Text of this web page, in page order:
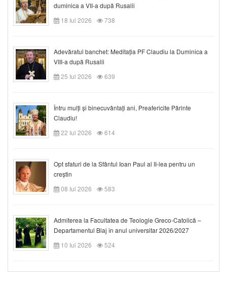
duminica a VII-a după Rusalii
18 Iul 2026
738
Adevăratul banchet: Meditația PF Claudiu la Duminica a
VIII-a după Rusalii
25 Iul 2026
639
Întru mulți și binecuvântați ani, Preafericite Părinte
Claudiu!
22 Iul 2026
614
Opt sfaturi de la Sfântul Ioan Paul al II-lea pentru un
creștin
08 Iul 2026
583
Admiterea la Facultatea de Teologie Greco-Catolică –
Departamentul Blaj în anul universitar 2026/2027
10 Iul 2026
524